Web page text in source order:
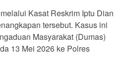
Kasat Reskrim Iptu Dian
tersebut. Kasus ini
Masyarakat (Dumas)
13 Mei 2026 ke Polres